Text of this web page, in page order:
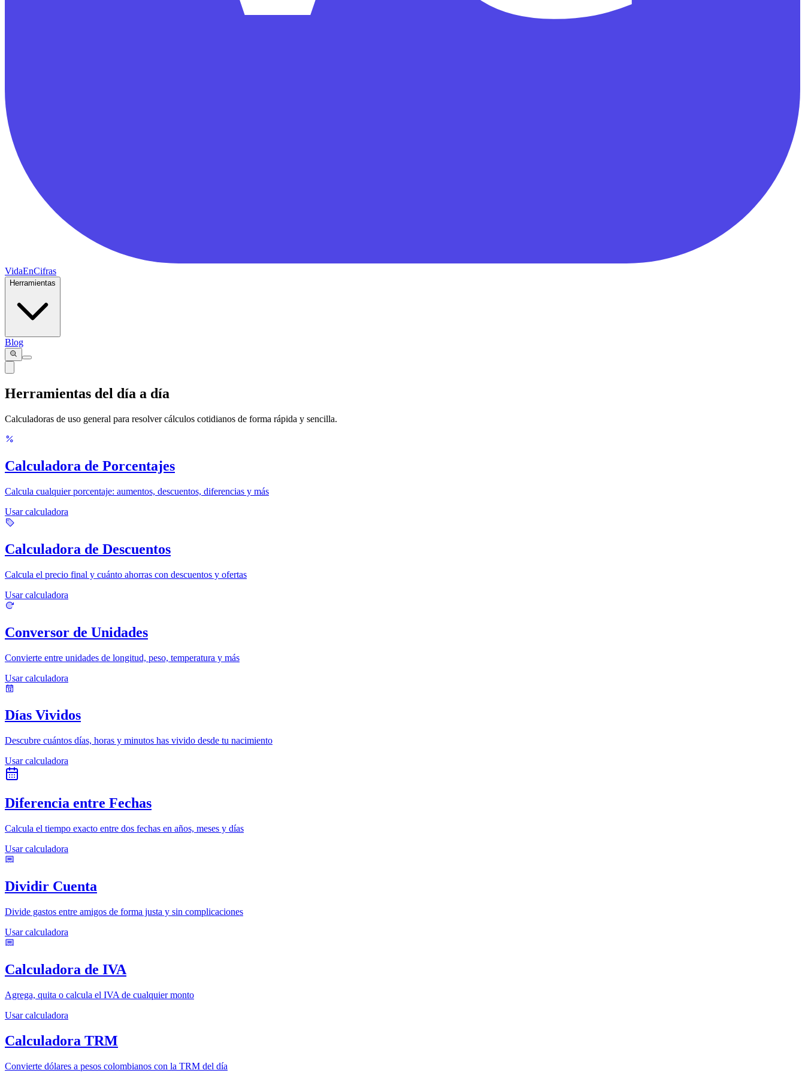
VidaEnCifras
Herramientas
Blog
Herramientas del día a día
Calculadoras de uso general para resolver cálculos cotidianos de forma rápida y sencilla.
Calculadora de Porcentajes
Calcula cualquier porcentaje: aumentos, descuentos, diferencias y más
Usar calculadora
Calculadora de Descuentos
Calcula el precio final y cuánto ahorras con descuentos y ofertas
Usar calculadora
Conversor de Unidades
Convierte entre unidades de longitud, peso, temperatura y más
Usar calculadora
Días Vividos
Descubre cuántos días, horas y minutos has vivido desde tu nacimiento
Usar calculadora
Diferencia entre Fechas
Calcula el tiempo exacto entre dos fechas en años, meses y días
Usar calculadora
Dividir Cuenta
Divide gastos entre amigos de forma justa y sin complicaciones
Usar calculadora
Calculadora de IVA
Agrega, quita o calcula el IVA de cualquier monto
Usar calculadora
Calculadora TRM
Convierte dólares a pesos colombianos con la TRM del día